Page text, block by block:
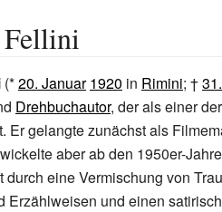
(*20. Januar 1920 in Rimini; †
Drehbuchautor, der als einer
Er gelangte zunächst als
aber ab den 1950er-
durch eine Vermischung von
Erzählweisen und einen